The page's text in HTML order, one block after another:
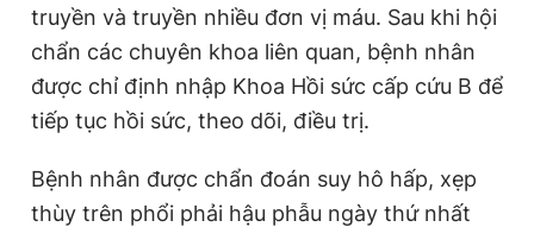
truyền và truyền nhiều đơn vị máu. Sau khi hội
chẩn các chuyên khoa liên quan, bệnh nhân
được chỉ định nhập Khoa Hồi sức cấp cứu B để
tiếp tục hồi sức, theo dõi, điều trị.
Bệnh nhân được chẩn đoán suy hô hấp, xẹp
thùy trên phổi phải hậu phẫu ngày thứ nhất